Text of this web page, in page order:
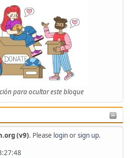
para ocultar este bloque
(v9). Please loginorsign up.